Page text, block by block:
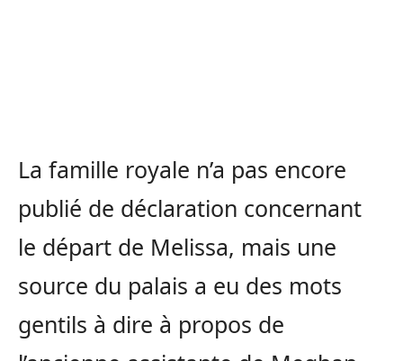
La famille royale n’a pas encore
publié de déclaration concernant
le départ de Melissa, mais une
source du palais a eu des mots
gentils à dire à propos de